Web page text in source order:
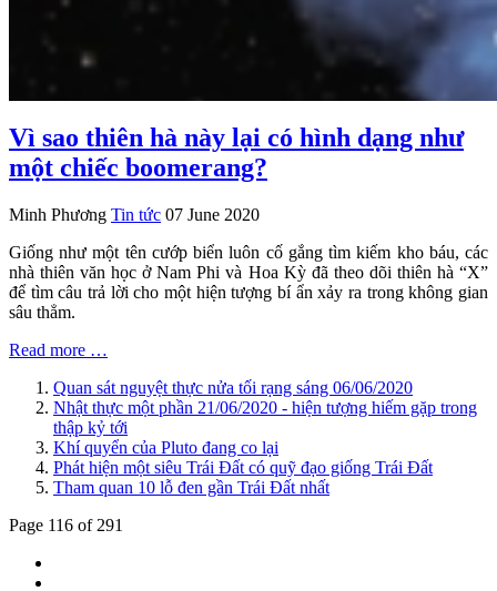
Vì sao thiên hà này lại có hình dạng như
một chiếc boomerang?
Minh Phương Tin tức 07 June 2020
Giống như một tên cướp biển luôn cố gắng tìm kiếm kho báu, các
nhà thiên văn học ở Nam Phi và Hoa Kỳ đã theo dõi thiên hà “X”
để tìm câu trả lời cho một hiện tượng bí ẩn xảy ra trong không gian
sâu thẳm.
Read more …
Quan sát nguyệt thực nửa tối rạng sáng 06/06/2020
Nhật thực một phần 21/06/2020 - hiện tượng hiếm gặp trong
thập kỷ tới
Khí quyển của Pluto đang co lại
Phát hiện một siêu Trái Đất có quỹ đạo giống Trái Đất
Tham quan 10 lỗ đen gần Trái Đất nhất
Page 116 of 291